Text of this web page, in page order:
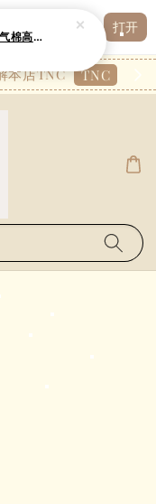
打开
本店TNC TNC
B1816 — 淑女风蝴蝶结A字空气棉高腰裤裙